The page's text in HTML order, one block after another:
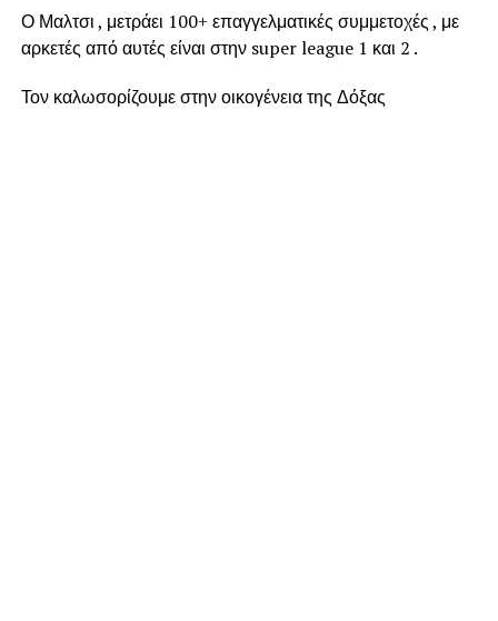
Ο Μαλτσι , μετράει 100+ επαγγελματικές συμμετοχές , με
αρκετές από αυτές είναι στην super league 1 και 2 .
Τον καλωσορίζουμε στην οικογένεια της Δόξας